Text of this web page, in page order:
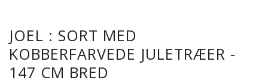
JOEL : SORT MED
KOBBERFARVEDE JULETRÆER -
147 CM BRED